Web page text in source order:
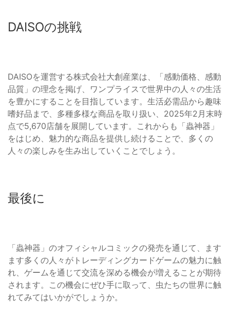
DAISOの挑戦
DAISOを運営する株式会社大創産業は、「感動価格、感動
品質」の理念を掲げ、ワンプライスで世界中の人々の生活
を豊かにすることを目指しています。生活必需品から趣味
嗜好品まで、多種多様な商品を取り扱い、2025年2月末時
点で5,670店舗を展開しています。これからも「蟲神器」
をはじめ、魅力的な商品を提供し続けることで、多くの
人々の楽しみを生み出していくことでしょう。
最後に
「蟲神器」のオフィシャルコミックの発売を通じて、ます
ます多くの人々がトレーディングカードゲームの魅力に触
れ、ゲームを通じて交流を深める機会が増えることが期待
されます。この機会にぜひ手に取って、虫たちの世界に触
れてみてはいかがでしょうか。